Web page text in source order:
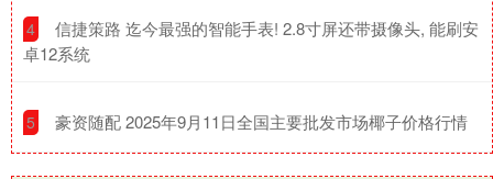
4
​信捷策路 迄今最强的智能手表! 2.8寸屏还带摄像头, 能刷安
卓12系统
5 ​豪资随配 2025年9月11日全国主要批发市场椰子价格行情